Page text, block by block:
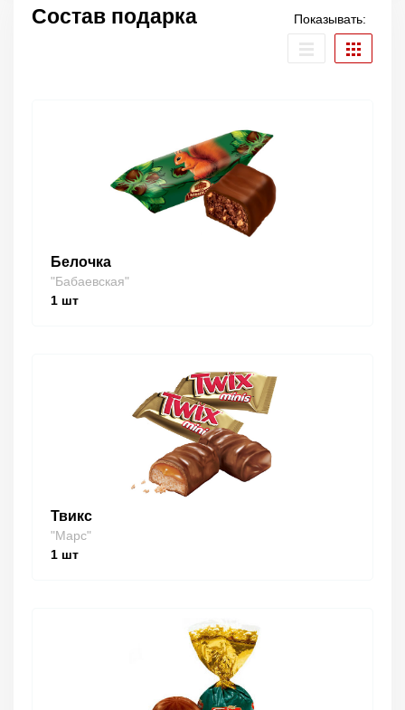
Состав подарка Показывать:
Белочка
"Бабаевская"
1 шт
Твикс
"Марс"
1 шт